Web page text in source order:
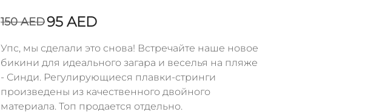
150AED95 AED
Упс, мы сделали это снова! Встречайте наше новое
бикини для идеального загара и веселья на пляже
- Синди. Регулирующиеся плавки-стринги
произведены из качественного двойного
материала. Топ продается отдельно.